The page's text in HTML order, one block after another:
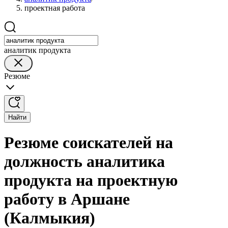
проектная работа
аналитик продукта
Резюме
Найти
Резюме соискателей на
должность аналитика
продукта на проектную
работу в Аршане
(Калмыкия)